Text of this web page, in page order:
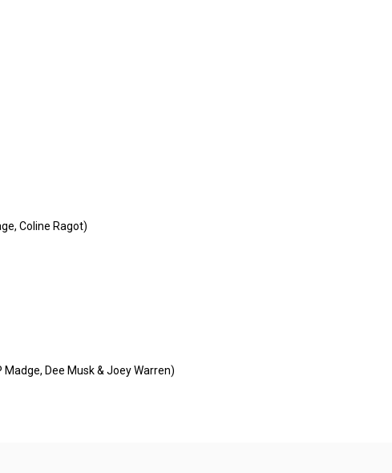
Coline Ragot)
Dee Musk & Joey Warren)